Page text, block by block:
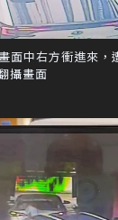
面中右方衝進來，
攝畫面